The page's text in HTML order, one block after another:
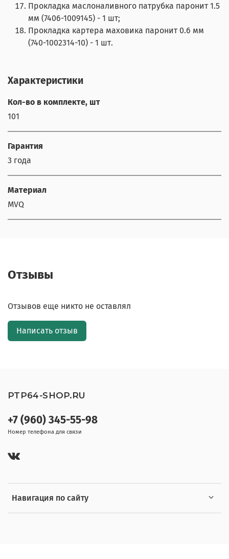
Прокладка маслоналивного патрубка паронит 1.5
мм (7406-1009145) - 1 шт;
Прокладка картера маховика паронит 0.6 мм
(740-1002314-10) - 1 шт.
Характеристики
Кол-во в комплекте, шт
101
Гарантия
3 года
Материал
MVQ
Отзывы
Отзывов еще никто не оставлял
Написать отзыв
Навигация по сайту
+7 (960) 345-55-98
Номер телефона для связи
PTP64-SHOP.RU